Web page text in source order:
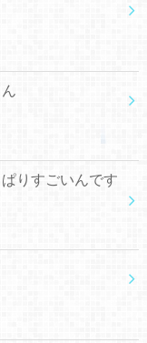
りすごいんです